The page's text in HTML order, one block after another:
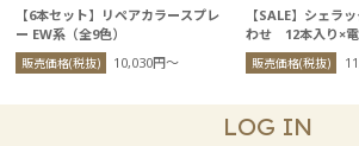
【6本セット】リペアカラースプレ
ー EW系（全9色）
販売価格(税抜) 10,030円〜
【SALE】シェラ
わせ 12本入り×
ト
販売価格(税抜)
LOG IN